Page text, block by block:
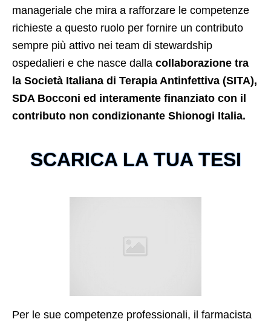
manageriale che mira a rafforzare le competenze
richieste a questo ruolo per fornire un contributo
sempre più attivo nei team di stewardship
ospedalieri e che nasce dalla collaborazione tra
la Società Italiana di Terapia Antinfettiva (SITA),
SDA Bocconi ed interamente finanziato con il
contributo non condizionante Shionogi Italia.
SCARICA LA TUA TESI
Per le sue competenze professionali, il farmacista